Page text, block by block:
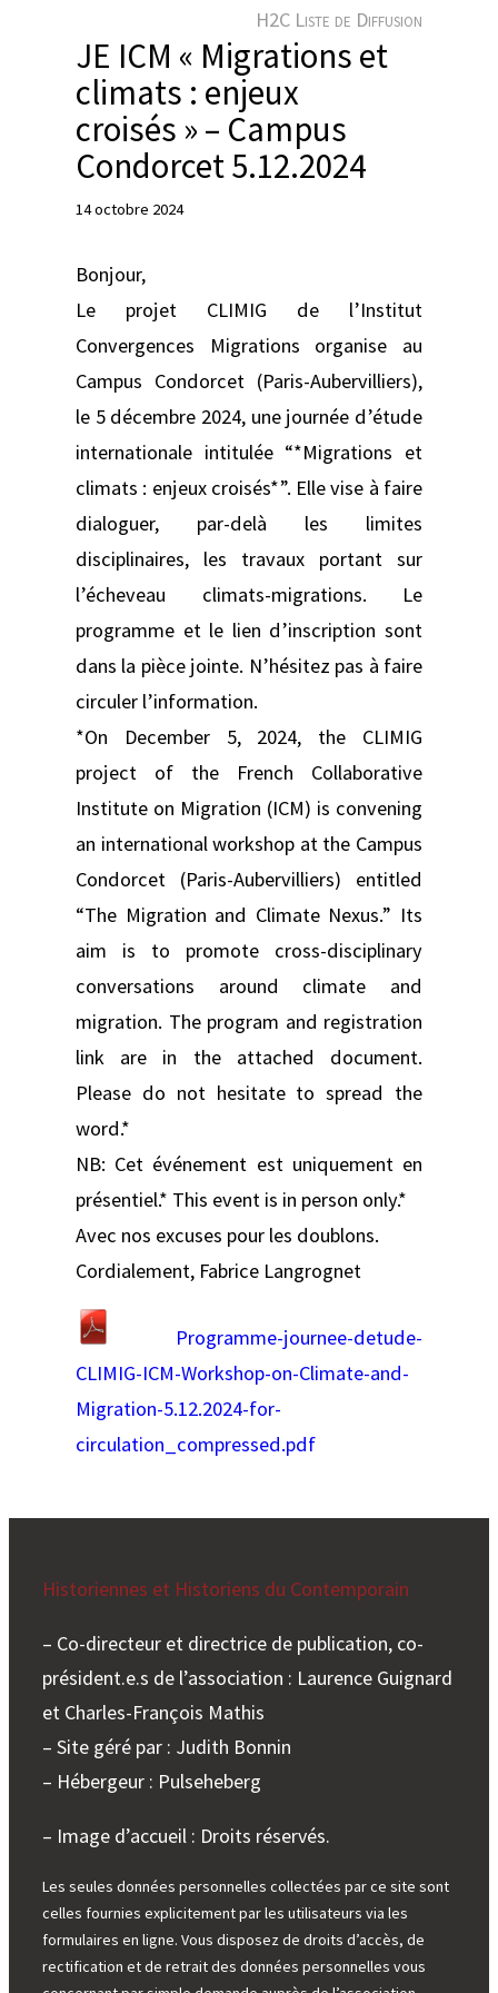
r
H2C Liste de Diffusion
JE ICM « Migrations et
climats : enjeux
croisés » – Campus
Condorcet 5.12.2024
14 octobre 2024
Bonjour,
Le projet CLIMIG de l’Institut
Convergences Migrations organise au
Campus Condorcet (Paris-Aubervilliers),
le 5 décembre 2024, une journée d’étude
internationale intitulée “*Migrations et
climats : enjeux croisés*”. Elle vise à faire
dialoguer, par-delà les limites
disciplinaires, les travaux portant sur
l’écheveau climats-migrations. Le
programme et le lien d’inscription sont
dans la pièce jointe. N’hésitez pas à faire
circuler l’information.
*On December 5, 2024, the CLIMIG
project of the French Collaborative
Institute on Migration (ICM) is convening
an international workshop at the Campus
Condorcet (Paris-Aubervilliers) entitled
“The Migration and Climate Nexus.” Its
aim is to promote cross-disciplinary
conversations around climate and
migration. The program and registration
link are in the attached document.
Please do not hesitate to spread the
word.*
NB: Cet événement est uniquement en
présentiel.* This event is in person only.*
Avec nos excuses pour les doublons.
Cordialement, Fabrice Langrognet
Programme-journee-detude-
CLIMIG-ICM-Workshop-on-Climate-and-
Migration-5.12.2024-for-
circulation_compressed.pdf
Historiennes et Historiens du Contemporain
– Co-directeur et directrice de publication, co-
président.e.s de l’association : Laurence Guignard
et Charles-François Mathis
– Site géré par : Judith Bonnin
– Hébergeur : Pulseheberg
– Image d’accueil : Droits réservés.
Les seules données personnelles collectées par ce site sont
celles fournies explicitement par les utilisateurs via les
formulaires en ligne. Vous disposez de droits d’accès, de
rectification et de retrait des données personnelles vous